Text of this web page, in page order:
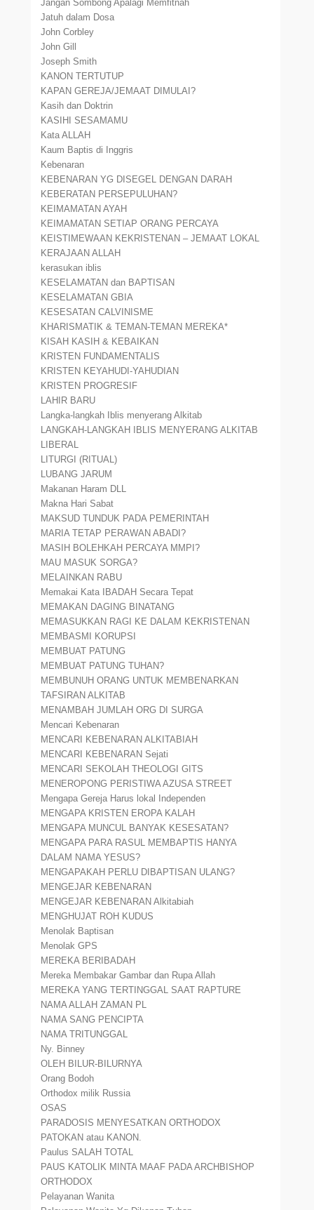
Jangan Sombong Apalagi Memfitnah
Jatuh dalam Dosa
John Corbley
John Gill
Joseph Smith
KANON TERTUTUP
KAPAN GEREJA/JEMAAT DIMULAI?
Kasih dan Doktrin
KASIHI SESAMAMU
Kata ALLAH
Kaum Baptis di Inggris
Kebenaran
KEBENARAN YG DISEGEL DENGAN DARAH
KEBERATAN PERSEPULUHAN?
KEIMAMATAN AYAH
KEIMAMATAN SETIAP ORANG PERCAYA
KEISTIMEWAAN KEKRISTENAN – JEMAAT LOKAL
KERAJAAN ALLAH
kerasukan iblis
KESELAMATAN dan BAPTISAN
KESELAMATAN GBIA
KESESATAN CALVINISME
KHARISMATIK & TEMAN-TEMAN MEREKA*
KISAH KASIH & KEBAIKAN
KRISTEN FUNDAMENTALIS
KRISTEN KEYAHUDI-YAHUDIAN
KRISTEN PROGRESIF
LAHIR BARU
Langka-langkah Iblis menyerang Alkitab
LANGKAH-LANGKAH IBLIS MENYERANG ALKITAB
LIBERAL
LITURGI (RITUAL)
LUBANG JARUM
Makanan Haram DLL
Makna Hari Sabat
MAKSUD TUNDUK PADA PEMERINTAH
MARIA TETAP PERAWAN ABADI?
MASIH BOLEHKAH PERCAYA MMPI?
MAU MASUK SORGA?
MELAINKAN RABU
Memakai Kata IBADAH Secara Tepat
MEMAKAN DAGING BINATANG
MEMASUKKAN RAGI KE DALAM KEKRISTENAN
MEMBASMI KORUPSI
MEMBUAT PATUNG
MEMBUAT PATUNG TUHAN?
MEMBUNUH ORANG UNTUK MEMBENARKAN
TAFSIRAN ALKITAB
MENAMBAH JUMLAH ORG DI SURGA
Mencari Kebenaran
MENCARI KEBENARAN ALKITABIAH
MENCARI KEBENARAN Sejati
MENCARI SEKOLAH THEOLOGI GITS
MENEROPONG PERISTIWA AZUSA STREET
Mengapa Gereja Harus lokal Independen
MENGAPA KRISTEN EROPA KALAH
MENGAPA MUNCUL BANYAK KESESATAN?
MENGAPA PARA RASUL MEMBAPTIS HANYA
DALAM NAMA YESUS?
MENGAPAKAH PERLU DIBAPTISAN ULANG?
MENGEJAR KEBENARAN
MENGEJAR KEBENARAN Alkitabiah
MENGHUJAT ROH KUDUS
Menolak Baptisan
Menolak GPS
MEREKA BERIBADAH
Mereka Membakar Gambar dan Rupa Allah
MEREKA YANG TERTINGGAL SAAT RAPTURE
NAMA ALLAH ZAMAN PL
NAMA SANG PENCIPTA
NAMA TRITUNGGAL
Ny. Binney
OLEH BILUR-BILURNYA
Orang Bodoh
Orthodox milik Russia
OSAS
PARADOSIS MENYESATKAN ORTHODOX
PATOKAN atau KANON.
Paulus SALAH TOTAL
PAUS KATOLIK MINTA MAAF PADA ARCHBISHOP
ORTHODOX
Pelayanan Wanita